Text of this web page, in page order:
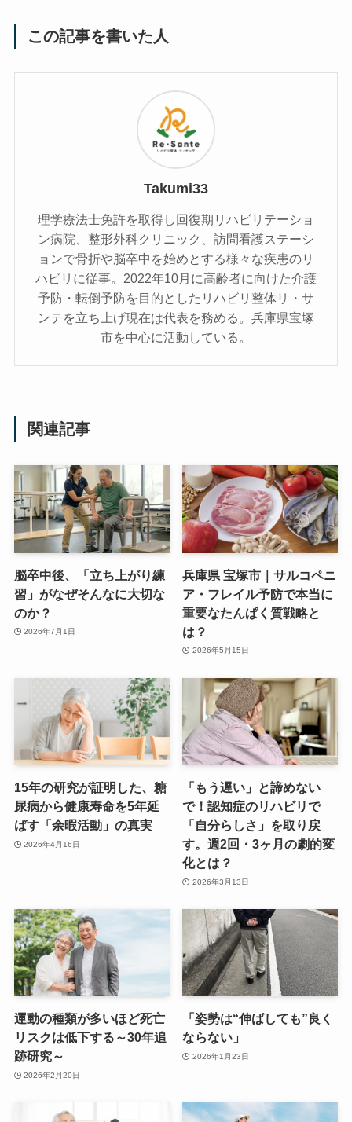
この記事を書いた人
Takumi33
理学療法士免許を取得し回復期リハビリテーショ
ン病院、整形外科クリニック、訪問看護ステーシ
ョンで骨折や脳卒中を始めとする様々な疾患のリ
ハビリに従事。2022年10月に高齢者に向けた介護
予防・転倒予防を目的としたリハビリ整体リ・サ
ンテを立ち上げ現在は代表を務める。兵庫県宝塚
市を中心に活動している。
関連記事
脳卒中後、「立ち上がり練
習」がなぜそんなに大切な
のか？
2026年7月1日
兵庫県 宝塚市｜サルコペニ
ア・フレイル予防で本当に
重要なたんぱく質戦略と
は？
2026年5月15日
15年の研究が証明した、糖
尿病から健康寿命を5年延
ばす「余暇活動」の真実
2026年4月16日
「もう遅い」と諦めない
で！認知症のリハビリで
「自分らしさ」を取り戻
す。週2回・3ヶ月の劇的変
化とは？
2026年3月13日
運動の種類が多いほど死亡
リスクは低下する～30年追
跡研究～
2026年2月20日
「姿勢は“伸ばしても”良く
ならない」
2026年1月23日